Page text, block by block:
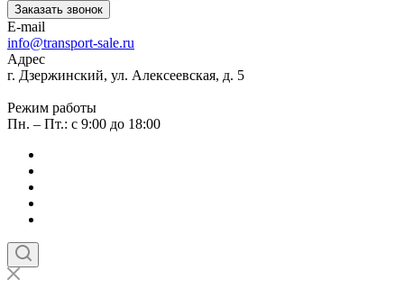
Заказать звонок
E-mail
info@transport-sale.ru
Адрес
г. Дзержинский, ул. Алексеевская, д. 5
Режим работы
Пн. – Пт.: с 9:00 до 18:00